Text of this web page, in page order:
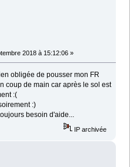
2018 à 15:12:06 »
obligée de pousser mon FR
coup de main car après le sol est
:(
:)
besoin d'aide...
IP archivée